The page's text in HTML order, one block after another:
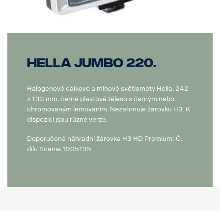
Hella Jumbo 220.
Halogenové dálkové a mlhové světlomety Hella, 242
x 133 mm, černé plastové těleso s černým nebo
chromovaným lemováním. Nezahrnuje žárovku H3. K
dispozici jsou různé verze.
Doporučená náhradní žárovka H3 HD Premium: Č.
dílu Scania 1905135.